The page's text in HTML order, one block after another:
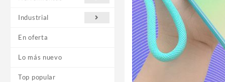
Industrial
En oferta
Lo más nuevo
Top popular